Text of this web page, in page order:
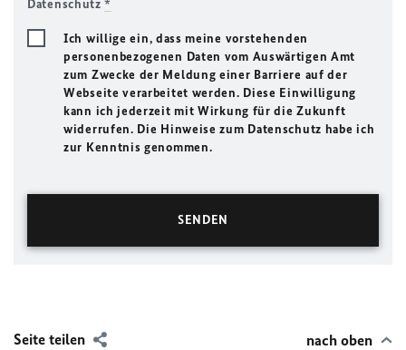
Datenschutz*
Ich willige ein, dass meine vorstehenden
personenbezogenen Daten vom Auswärtigen Amt
zum Zwecke der Meldung einer Barriere auf der
Webseite verarbeitet werden. Diese Einwilligung
kann ich jederzeit mit Wirkung für die Zukunft
widerrufen. Die Hinweise zum Datenschutz habe ich
zur Kenntnis genommen.
Seite teilen nach oben